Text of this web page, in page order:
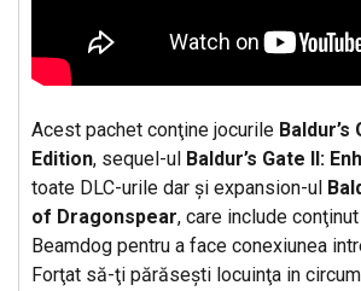
Acest pachet conţine jocurile Baldur’s
Edition, sequel-ul Baldur’s Gate II:
toate DLC-urile dar şi expansion-ul
of Dragonspear, care include
Beamdog pentru a face conexiunea
Forţat să-ţi părăseşti locuinţa in